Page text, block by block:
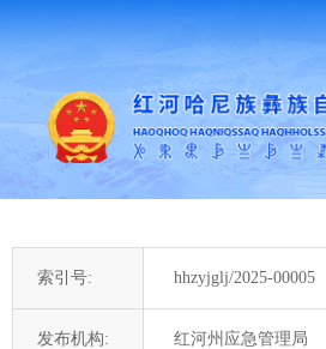
索引号: hhzyjglj/2025-00005
发布机构: 红河州应急管理局